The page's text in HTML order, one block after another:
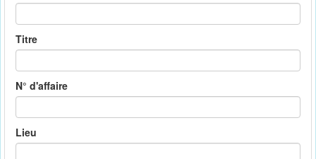
Titre
N° d'affaire
Lieu